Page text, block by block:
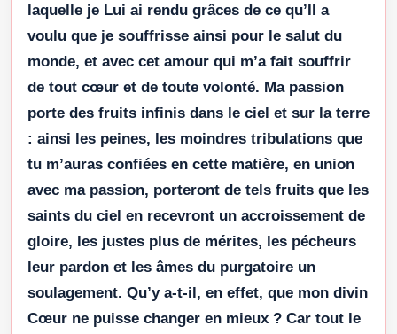
laquelle je Lui ai rendu grâces de ce qu’Il a
voulu que je souffrisse ainsi pour le salut du
monde, et avec cet amour qui m’a fait souffrir
de tout cœur et de toute volonté. Ma passion
porte des fruits infinis dans le ciel et sur la terre
: ainsi les peines, les moindres tribulations que
tu m’auras confiées en cette matière, en union
avec ma passion, porteront de tels fruits que les
saints du ciel en recevront un accroissement de
gloire, les justes plus de mérites, les pécheurs
leur pardon et les âmes du purgatoire un
soulagement. Qu’y a-t-il, en effet, que mon divin
Cœur ne puisse changer en mieux ? Car tout le